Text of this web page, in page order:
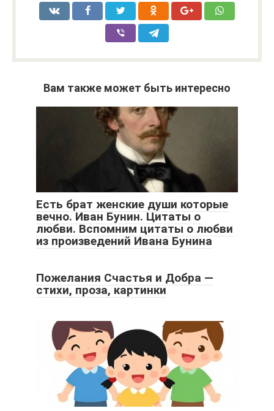
Вам также может быть интересно
Есть брат женские души которые
вечно. Иван Бунин. Цитаты о
любви. Вспомним цитаты о любви
из произведений Ивана Бунина
Пожелания Счастья и Добра —
стихи, проза, картинки